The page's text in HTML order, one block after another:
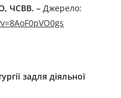
ЧСВВ.–Джерелo:
задля діяльної